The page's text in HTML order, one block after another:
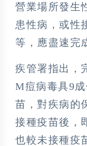
營業場所發生
患性病，或性
等，應盡速完
疾管署指出，
M痘病毒具9
苗，對疾病的
接種疫苗後，
也較未接種疫